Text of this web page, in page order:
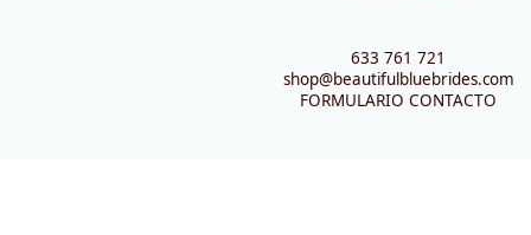
633 761 721
shop@beautifulbluebrides.com
FORMULARIO CONTACTO